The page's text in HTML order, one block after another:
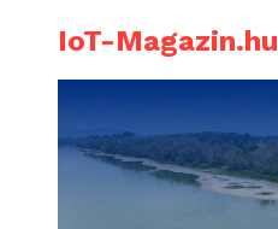
IoT-Magazin.hu